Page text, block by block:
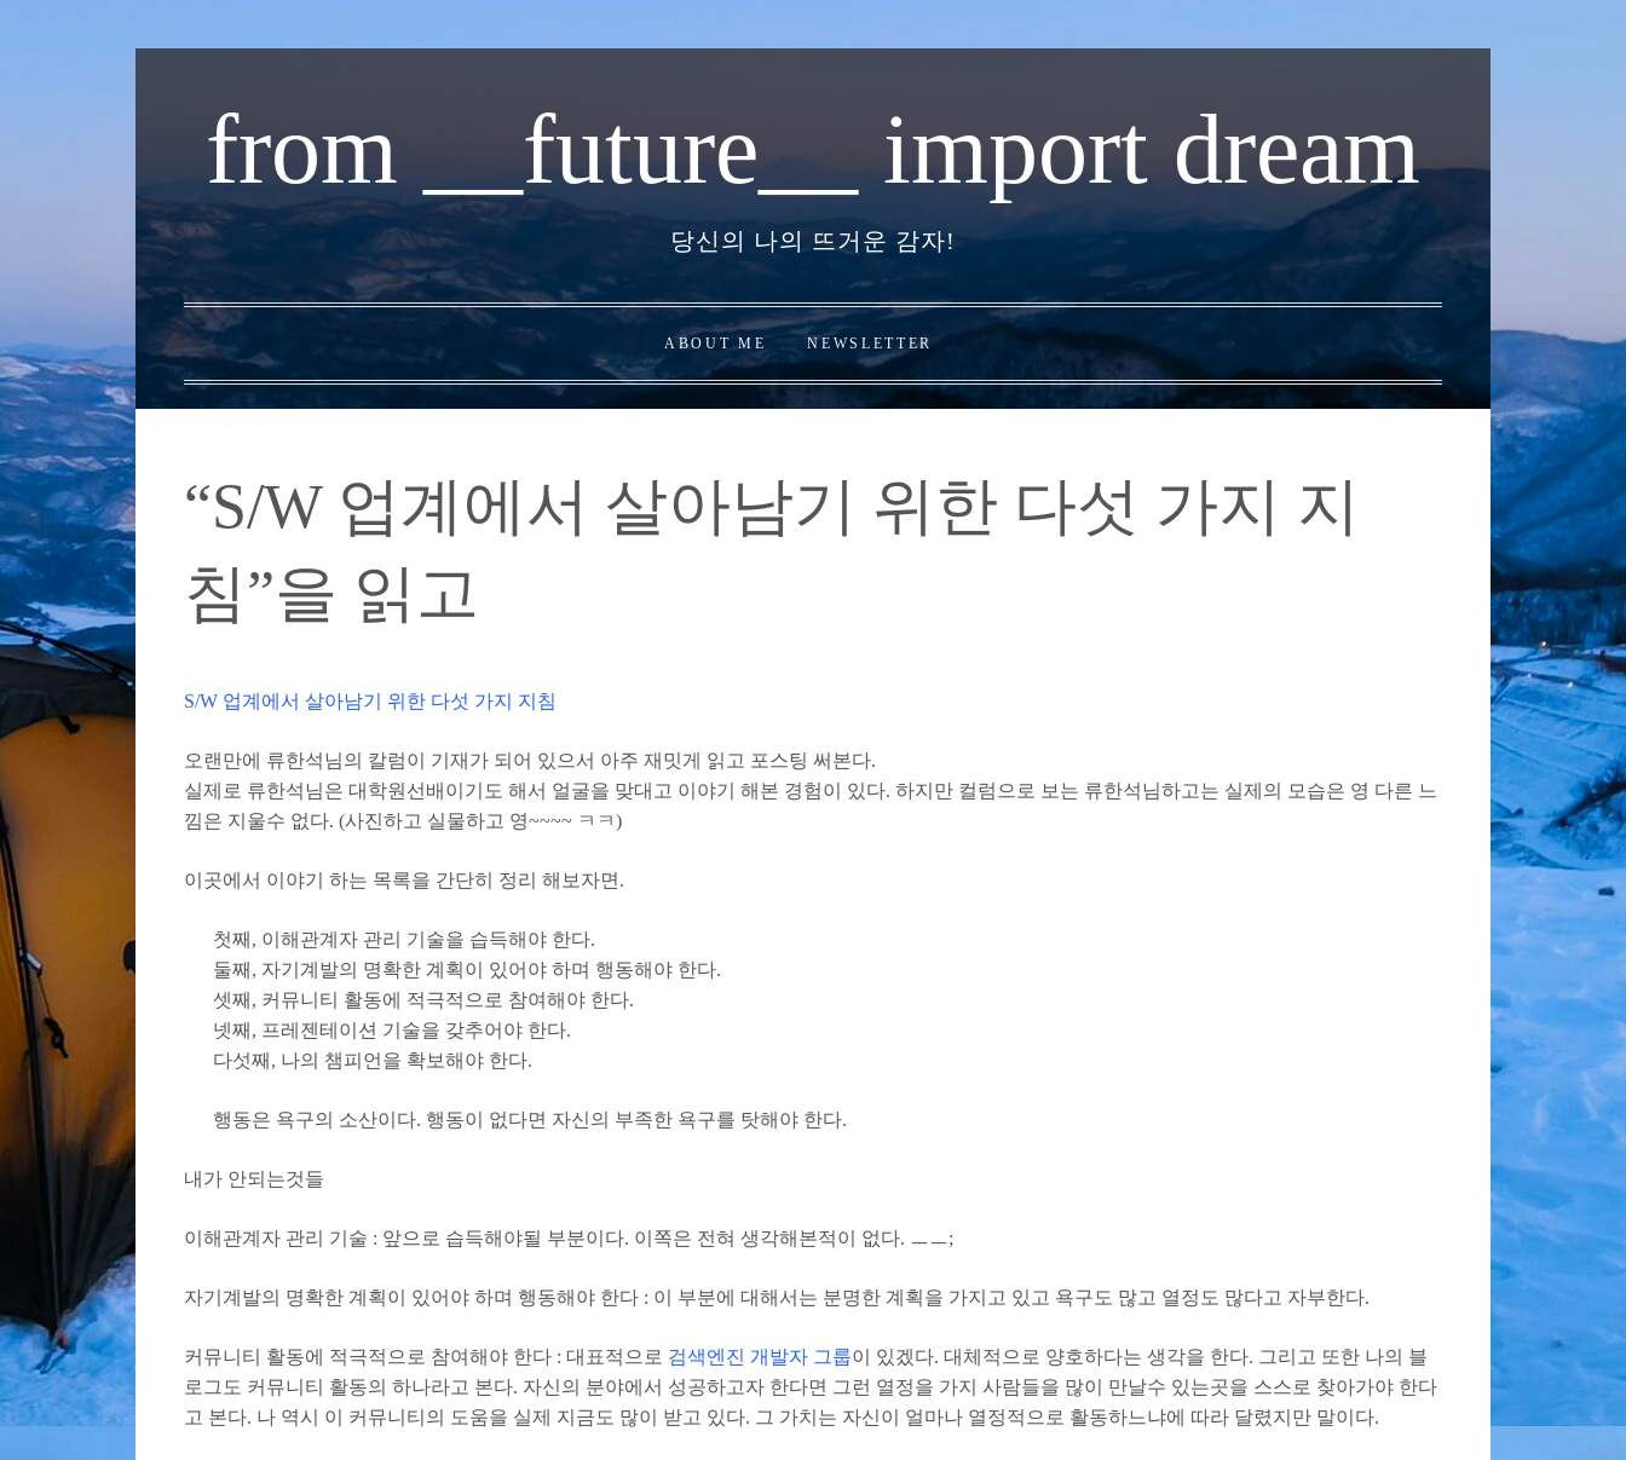
로
가
from __future__ import dream
당신의 나의 뜨거운 감자!
ABOUT ME NEWSLETTER
“S/W 업계에서 살아남기 위한 다섯 가지 지
침”을 읽고
S/W 업계에서 살아남기 위한 다섯 가지 지침
오랜만에 류한석님의 칼럼이 기재가 되어 있으서 아주 재밋게 읽고 포스팅 써본다.
실제로 류한석님은 대학원선배이기도 해서 얼굴을 맞대고 이야기 해본 경험이 있다. 하지만 컬럼으로 보는 류한석님하고는 실제의 모습은 영 다른 느
낌은 지울수 없다. (사진하고 실물하고 영~~~~ ㅋㅋ)
이곳에서 이야기 하는 목록을 간단히 정리 해보자면.
첫째, 이해관계자 관리 기술을 습득해야 한다.
둘째, 자기계발의 명확한 계획이 있어야 하며 행동해야 한다.
셋째, 커뮤니티 활동에 적극적으로 참여해야 한다.
넷째, 프레젠테이션 기술을 갖추어야 한다.
다섯째, 나의 챔피언을 확보해야 한다.
행동은 욕구의 소산이다. 행동이 없다면 자신의 부족한 욕구를 탓해야 한다.
내가 안되는것들
이해관계자 관리 기술 : 앞으로 습득해야될 부분이다. 이쪽은 전혀 생각해본적이 없다. ㅡㅡ;
자기계발의 명확한 계획이 있어야 하며 행동해야 한다 : 이 부분에 대해서는 분명한 계획을 가지고 있고 욕구도 많고 열정도 많다고 자부한다.
커뮤니티 활동에 적극적으로 참여해야 한다 : 대표적으로 검색엔진 개발자 그룹이 있겠다. 대체적으로 양호하다는 생각을 한다. 그리고 또한 나의 블
로그도 커뮤니티 활동의 하나라고 본다. 자신의 분야에서 성공하고자 한다면 그런 열정을 가지 사람들을 많이 만날수 있는곳을 스스로 찾아가야 한다
고 본다. 나 역시 이 커뮤니티의 도움을 실제 지금도 많이 받고 있다. 그 가치는 자신이 얼마나 열정적으로 활동하느냐에 따라 달렸지만 말이다.